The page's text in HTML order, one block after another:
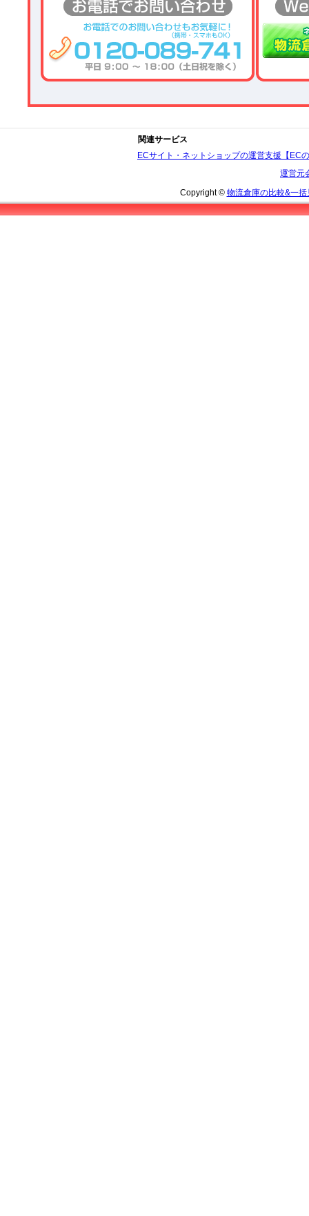
関連サービス
ECサイト・ネットショップの運営支援【EC
運営元
Copyright © 物流倉庫の比較&一